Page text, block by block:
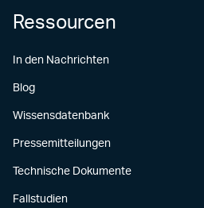
Ressourcen
In den Nachrichten
Blog
Wissensdatenbank
Pressemitteilungen
Technische Dokumente
Fallstudien